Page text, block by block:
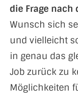
die Frage nach
Wunsch sich
und vielleicht
in genau das
Job zurück zu
Möglichkeiten